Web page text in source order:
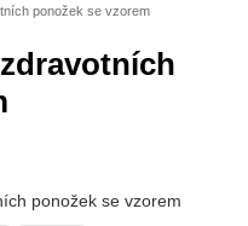
ponožek se vzorem